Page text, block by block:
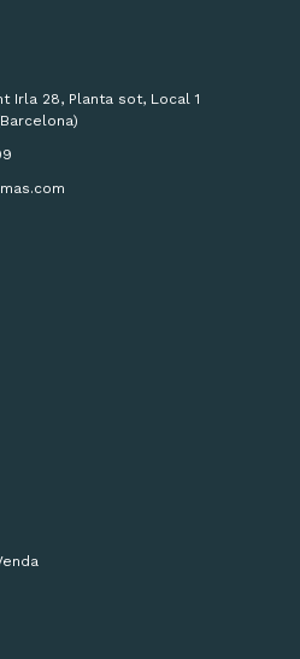
Irla 28, Planta sot, Local 1